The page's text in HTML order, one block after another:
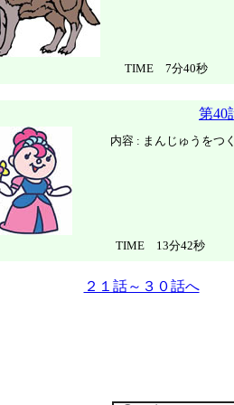
TIME 7分40秒
第40
内容 : まんじゅうをつ
TIME 13分42秒
２１話～３０話へ